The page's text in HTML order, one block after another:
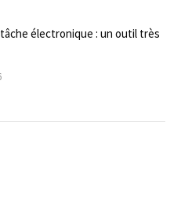
électronique : un outil très